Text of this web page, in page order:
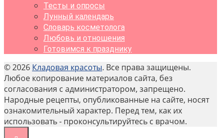
Тесты и опросы
Лунный календарь
Словарь косметолога
Любовь и отношения
Готовимся к празднику
© 2026 Кладовая красоты. Все права защищены.
Любое копирование материалов сайта, без
согласования с администратором, запрещено.
Народные рецепты, опубликованные на сайте, носят
ознакомительный характер. Перед тем, как их
использовать - проконсультируйтесь с врачом.